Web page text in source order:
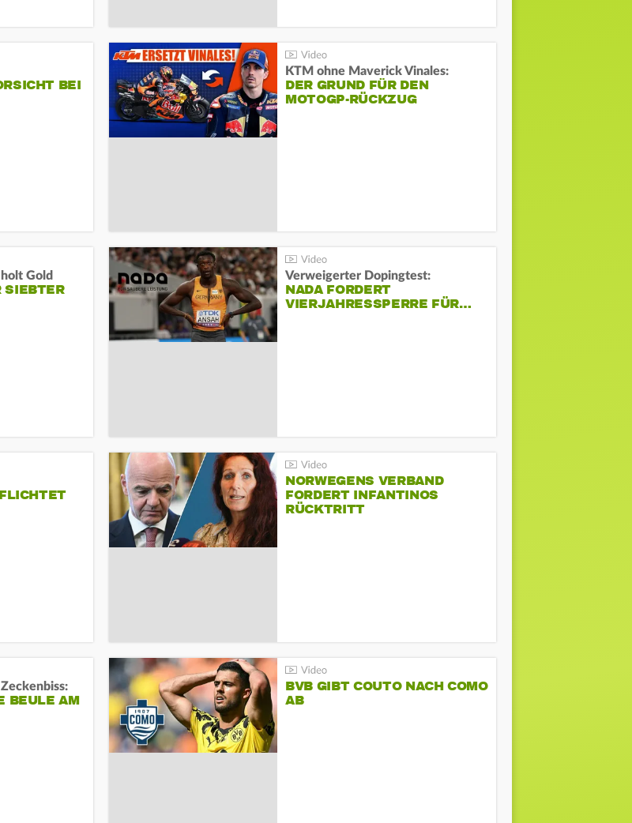
BEI
KTM ohne Maverick Vinales:
DER GRUND FÜR DEN
MOTOGP-RÜCKZUG
Gold
SIEBTER
Verweigerter Dopingtest:
NADA FORDERT
VIERJAHRESSPERRE FÜR…
NORWEGENS VERBAND
FORDERT INFANTINOS
RÜCKTRITT
BEULE AM
BVB GIBT COUTO NACH COMO
AB